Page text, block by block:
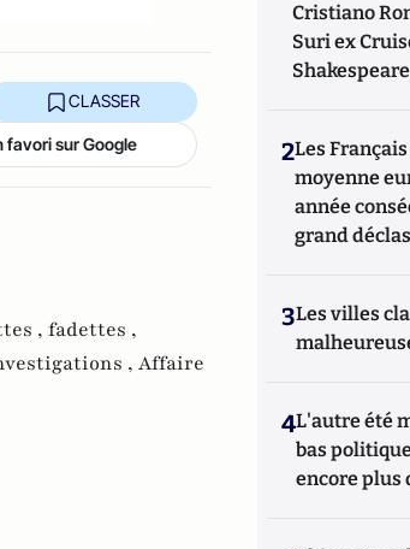
CLASSER
sur Google
, fadettes ,
, Affaire
Cristiano
Suri ex
2Les
moyenne
année
grand
3Les villes
4L'autre été
bas
encore plus